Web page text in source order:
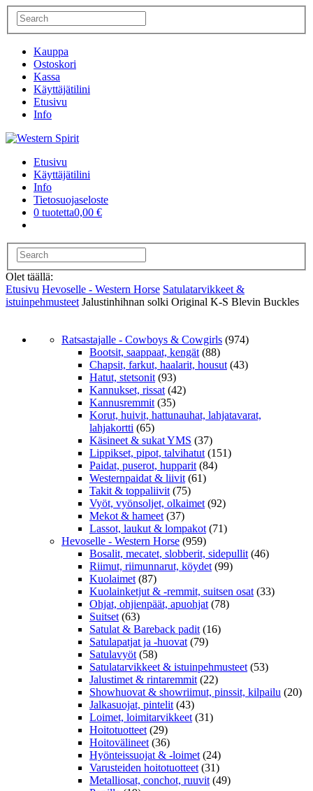
Kauppa
Ostoskori
Kassa
Käyttäjätilini
Etusivu
Info
Etusivu
Käyttäjätilini
Info
Tietosuojaseloste
0 tuotetta0,00 €
Olet täällä:
Etusivu Hevoselle - Western Horse Satulatarvikkeet &
istuinpehmusteet Jalustinhihnan solki Original K-S Blevin Buckles
Ratsastajalle - Cowboys & Cowgirls (974)
Bootsit, saappaat, kengät (88)
Chapsit, farkut, haalarit, housut (43)
Hatut, stetsonit (93)
Kannukset, rissat (42)
Kannusremmit (35)
Korut, huivit, hattunauhat, lahjatavarat,
lahjakortti (65)
Käsineet & sukat YMS (37)
Lippikset, pipot, talvihatut (151)
Paidat, puserot, hupparit (84)
Westernpaidat & liivit (61)
Takit & toppaliivit (75)
Vyöt, vyönsoljet, olkaimet (92)
Mekot & hameet (37)
Lassot, laukut & lompakot (71)
Hevoselle - Western Horse (959)
Bosalit, mecatet, slobberit, sidepullit (46)
Riimut, riimunnarut, köydet (99)
Kuolaimet (87)
Kuolainketjut & -remmit, suitsen osat (33)
Ohjat, ohjienpäät, apuohjat (78)
Suitset (63)
Satulat & Bareback padit (16)
Satulapatjat ja -huovat (79)
Satulavyöt (58)
Satulatarvikkeet & istuinpehmusteet (53)
Jalustimet & rintaremmit (22)
Showhuovat & showriimut, pinssit, kilpailu (20)
Jalkasuojat, pintelit (43)
Loimet, loimitarvikkeet (31)
Hoitotuotteet (29)
Hoitovälineet (36)
Hyönteissuojat & -loimet (24)
Varusteiden hoitotuotteet (31)
Metalliosat, conchot, ruuvit (49)